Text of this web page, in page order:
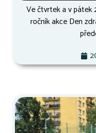
Ve čtvrtek a v pátek
ročník akce Den